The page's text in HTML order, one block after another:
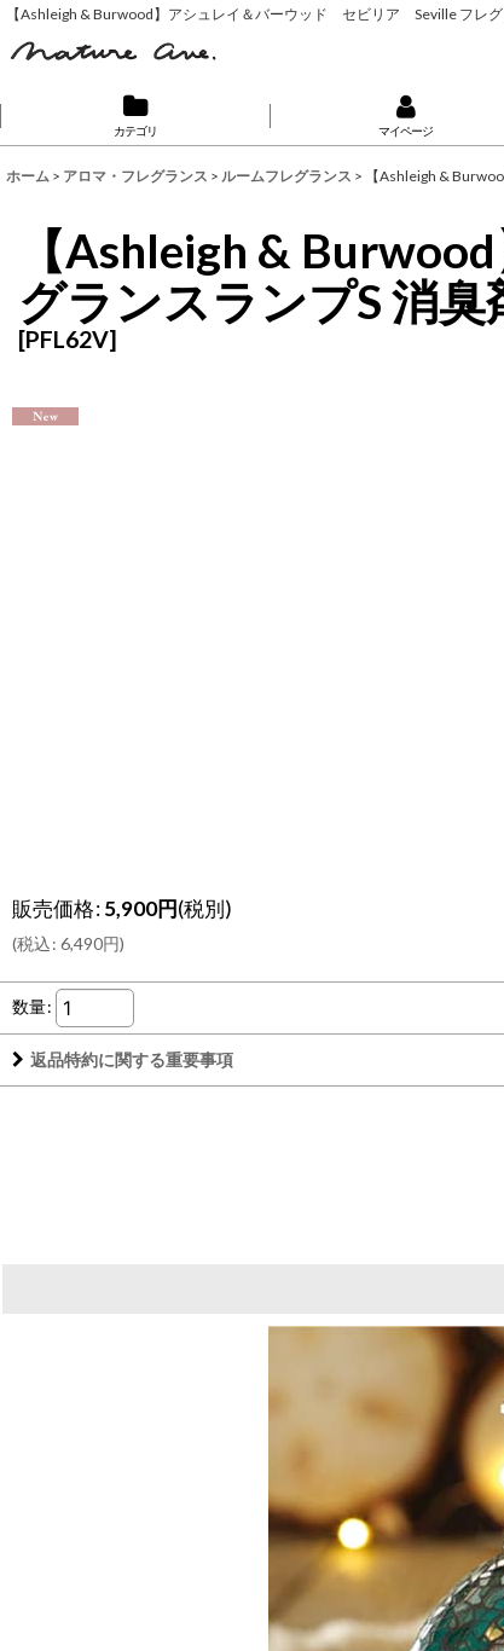
【Ashleigh & Burwood】アシュレイ＆バーウッド セビリア Seville フレグ
カテゴリ マイページ
ホーム > アロマ・フレグランス > ルームフレグランス > 【Ashleigh &
【Ashleigh &
グランスランプS 消
[PFL62V]
販売価格:5,900円(税別)
(税込: 6,490円)
数量:
返品特約に関する重要事項